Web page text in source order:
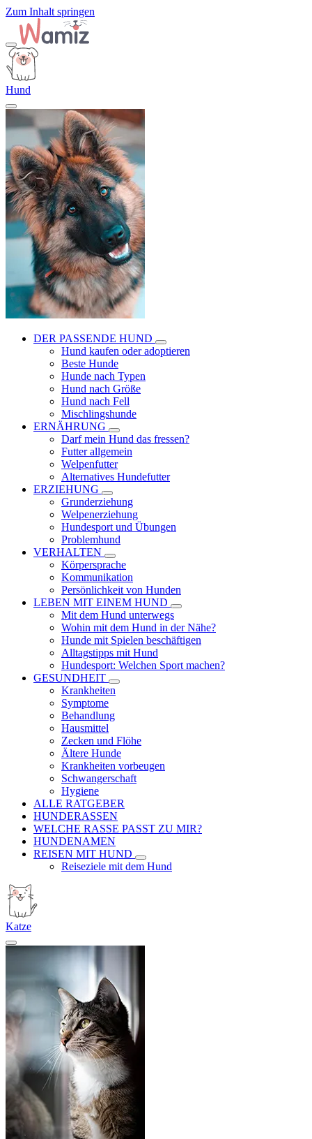
Zum Inhalt springen
Hund
DER PASSENDE HUND
Hund kaufen oder adoptieren
Beste Hunde
Hunde nach Typen
Hund nach Größe
Hund nach Fell
Mischlingshunde
ERNÄHRUNG
Darf mein Hund das fressen?
Futter allgemein
Welpenfutter
Alternatives Hundefutter
ERZIEHUNG
Grunderziehung
Welpenerziehung
Hundesport und Übungen
Problemhund
VERHALTEN
Körpersprache
Kommunikation
Persönlichkeit von Hunden
LEBEN MIT EINEM HUND
Mit dem Hund unterwegs
Wohin mit dem Hund in der Nähe?
Hunde mit Spielen beschäftigen
Alltagstipps mit Hund
Hundesport: Welchen Sport machen?
GESUNDHEIT
Krankheiten
Symptome
Behandlung
Hausmittel
Zecken und Flöhe
Ältere Hunde
Krankheiten vorbeugen
Schwangerschaft
Hygiene
ALLE RATGEBER
HUNDERASSEN
WELCHE RASSE PASST ZU MIR?
HUNDENAMEN
REISEN MIT HUND
Reiseziele mit dem Hund
Katze